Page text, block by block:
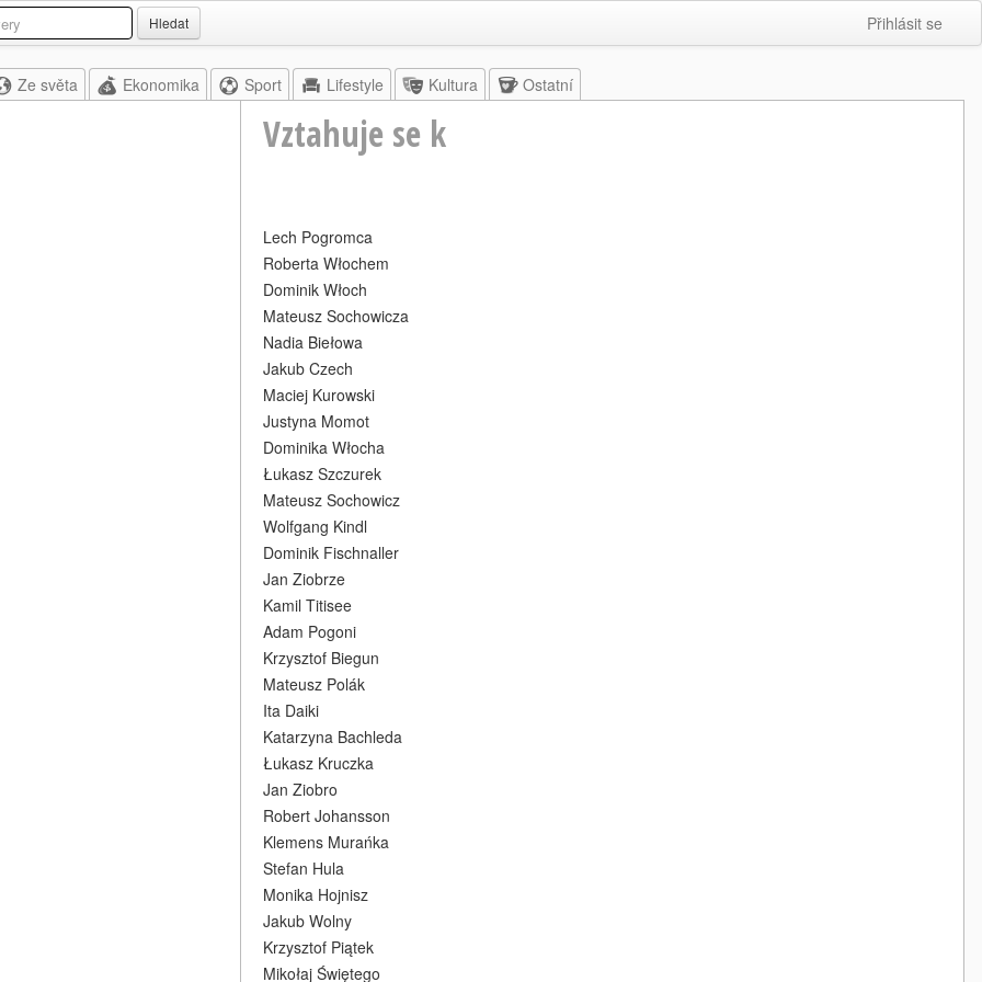
Hledat Přihlásit se
Ze světa Ekonomika Sport Lifestyle Kultura Ostatní
Vztahuje se k
Lech Pogromca
Roberta Włochem
Dominik Włoch
Mateusz Sochowicza
Nadia Biełowa
Jakub Czech
Maciej Kurowski
Justyna Momot
Dominika Włocha
Łukasz Szczurek
Mateusz Sochowicz
Wolfgang Kindl
Dominik Fischnaller
Jan Ziobrze
Kamil Titisee
Adam Pogoni
Krzysztof Biegun
Mateusz Polák
Ita Daiki
Katarzyna Bachleda
Łukasz Kruczka
Jan Ziobro
Robert Johansson
Klemens Murańka
Stefan Hula
Monika Hojnisz
Jakub Wolny
Krzysztof Piątek
Mikołaj Świętego